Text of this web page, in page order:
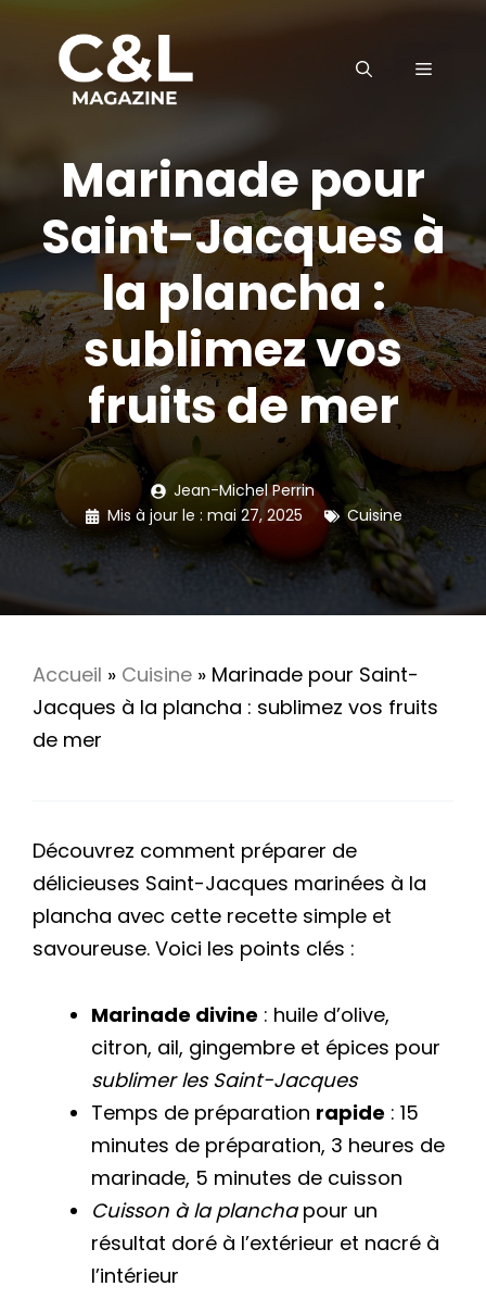
contenu
MENU
Marinade pour
Saint-Jacques à
la plancha :
sublimez vos
fruits de mer
Jean-Michel Perrin
Mis à jour le : mai 27, 2025 Cuisine
Accueil » Cuisine » Marinade pour Saint-
Jacques à la plancha : sublimez vos fruits
de mer
Découvrez comment préparer de
délicieuses Saint-Jacques marinées à la
plancha avec cette recette simple et
savoureuse. Voici les points clés :
Marinade divine : huile d’olive,
citron, ail, gingembre et épices pour
sublimer les Saint-Jacques
Temps de préparation rapide : 15
minutes de préparation, 3 heures de
marinade, 5 minutes de cuisson
Cuisson à la planchapour un
résultat doré à l’extérieur et nacré à
l’intérieur